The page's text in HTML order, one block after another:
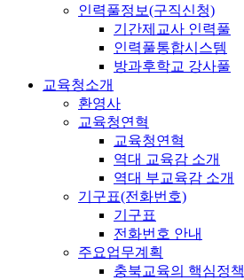
인력풀정보(구직신청)
기간제교사 인력풀
인력풀통합시스템
방과후학교 강사풀
교육청소개
환영사
교육청연혁
교육청연혁
역대 교육감 소개
역대 부교육감 소개
기구표(전화번호)
기구표
전화번호 안내
주요업무계획
충북교육의 핵심정책